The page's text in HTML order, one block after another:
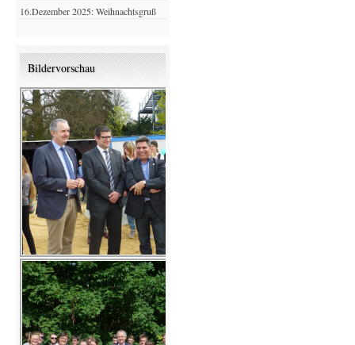
16.Dezember 2025: Weihnachtsgruß
Bildervorschau